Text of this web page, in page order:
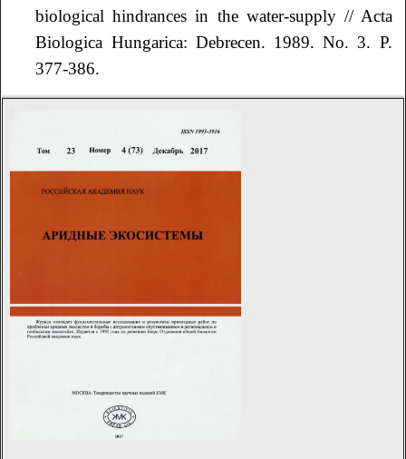
biological hindrances in the water-supply // Acta
Biologica Hungarica: Debrecen. 1989. No. 3. P.
377-386.